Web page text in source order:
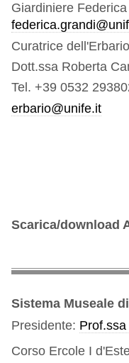
Giardiniere
Curatrice dell'Erbario
Dott.ssa Roberta
Tel. +39 0532
erbario@unife.it
Scarica/download
Sistema Museale
Presidente:
Corso Ercole I